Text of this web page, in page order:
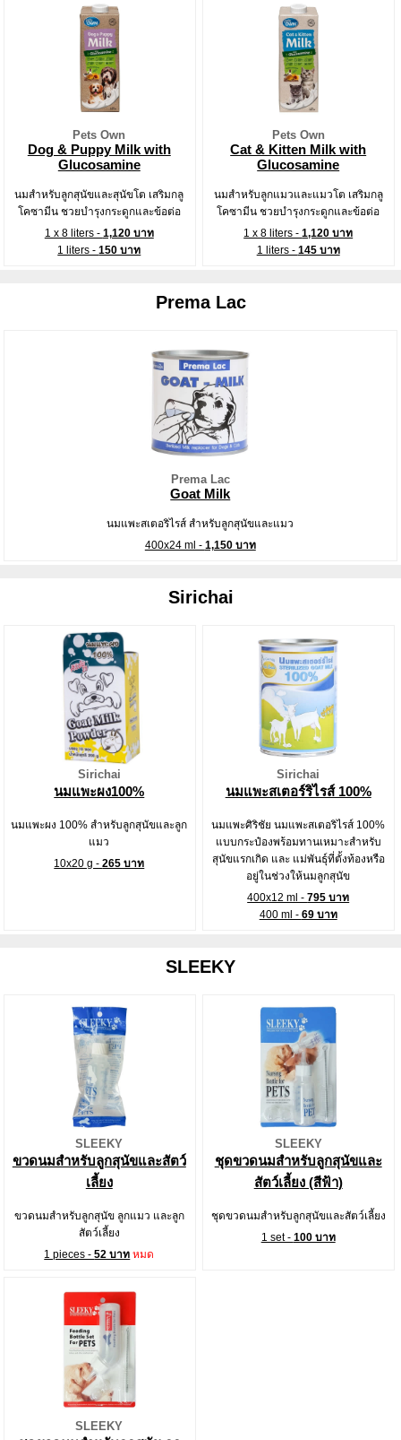
Pets Own
Dog & Puppy Milk with
Glucosamine
นมสำหรับลูกสุนัขและสุนัขโต เสริมกลู
โคซามีน ชวยบำรุงกระดูกและข้อต่อ
1 x 8 liters - 1,120 บาท
1 liters -150 บาท
Pets Own
Cat & Kitten Milk with
Glucosamine
นมสำหรับลูกแมวและแมวโต เสริมกลู
โคซามีน ชวยบำรุงกระดูกและข้อต่อ
1 x 8 liters -1,120 บาท
1 liters - 145 บาท
Prema Lac
Prema Lac
Goat Milk
นมแพะสเตอริไรส์ สำหรับลูกสุนัขและแมว
400x24 ml - 1,150 บาท
Sirichai
Sirichai
นมแพะผง100%
นมแพะผง 100% สำหรับลูกสุนัขและลูก
แมว
10x20 g -265 บาท
Sirichai
นมแพะสเตอร์ริไรส์ 100%
นมแพะศิริชัย นมแพะสเตอริไรส์ 100%
แบบกระป๋องพร้อมทานเหมาะสำหรับ
สุนัขแรกเกิด และ แม่พันธุ์ที่ตั้งท้องหรือ
อยู่ในช่วงให้นมลูกสุนัข
400x12 ml -795 บาท
400 ml - 69 บาท
SLEEKY
SLEEKY
ขวดนมสำหรับลูกสุนัขและสัตว์
เลี้ยง
ขวดนมสำหรับลูกสุนัข ลูกแมว และลูก
สัตว์เลี้ยง
1 pieces -52 บาท หมด
SLEEKY
ชุดขวดนมสำหรับลูกสุนัขและ
สัตว์เลี้ยง (สีฟ้า)
ชุดขวดนมสำหรับลูกสุนัขและสัตว์เลี้ยง
1 set - 100 บาท
SLEEKY